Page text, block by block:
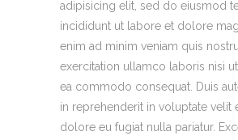
adipisicing elit, sed do eiusmod
incididunt ut labore et dolore
enim ad minim veniam quis
exercitation ullamco laboris nisi
ea commodo consequat. Duis
in reprehenderit in voluptate velit
dolore eu fugiat nulla pariatur.